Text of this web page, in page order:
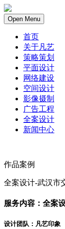
Open Menu
首页
关于凡艺
策略策划
平面设计
网络建设
空间设计
影像摄制
广告工程
全案设计
新闻中心
作品案例
全案设计-武汉市
服务内容：全案
设计团队：凡艺印象